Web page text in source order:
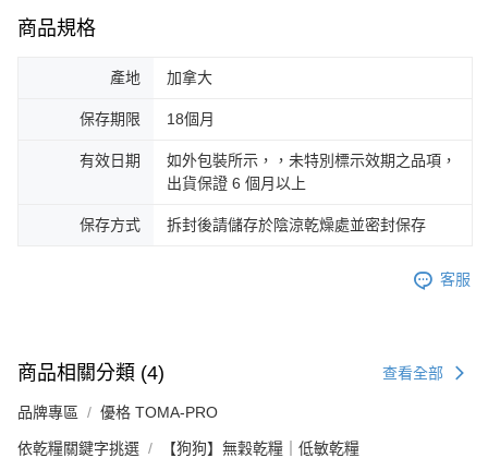
商品規格
產地 加拿大
保存期限 18個月
有效日期
如外包裝所示，，未特別標示效期之品項，
出貨保證 6 個月以上
保存方式 拆封後請儲存於陰涼乾燥處並密封保存
客服
商品相關分類 (4) 查看全部
品牌專區 優格 TOMA-PRO
依乾糧關鍵字挑選 【狗狗】無穀乾糧｜低敏乾糧